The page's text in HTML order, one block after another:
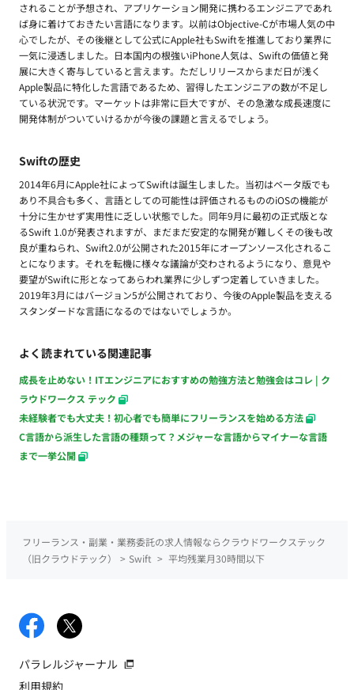
されることが予想され、アプリケーション開発に携わるエンジニアであれ
ば身に着けておきたい言語になります。以前はObjective-Cが市場人気の中
心でしたが、その後継として公式にApple社もSwiftを推進しており業界に
一気に浸透しました。日本国内の根強いiPhone人気は、Swiftの価値と発
展に大きく寄与していると言えます。ただしリリースからまだ日が浅く
Apple製品に特化した言語であるため、習得したエンジニアの数が不足し
ている状況です。マーケットは非常に巨大ですが、その急激な成長速度に
開発体制がついていけるかが今後の課題と言えるでしょう。
Swiftの歴史
2014年6月にApple社によってSwiftは誕生しました。当初はベータ版でも
あり不具合も多く、言語としての可能性は評価されるもののiOSの機能が
十分に生かせず実用性に乏しい状態でした。同年9月に最初の正式版とな
るSwift 1.0が発表されますが、まだまだ安定的な開発が難しくその後も改
良が重ねられ、Swift2.0が公開された2015年にオープンソース化されるこ
とになります。それを転機に様々な議論が交わされるようになり、意見や
要望がSwiftに形となってあらわれ業界に少しずつ定着していきました。
2019年3月にはバージョン5が公開されており、今後のApple製品を支える
スタンダードな言語になるのではないでしょうか。
よく読まれている関連記事
成長を止めない！ITエンジニアにおすすめの勉強方法と勉強会はコレ | ク
ラウドワークス テック
未経験者でも大丈夫！初心者でも簡単にフリーランスを始める方法
C言語から派生した言語の種類って？メジャーな言語からマイナーな言語
まで一挙公開
フリーランス・副業・業務委託の求人情報ならクラウドワークステック
（旧クラウドテック）
> Swift > 平均残業月30時間以下
パラレルジャーナル
利用規約